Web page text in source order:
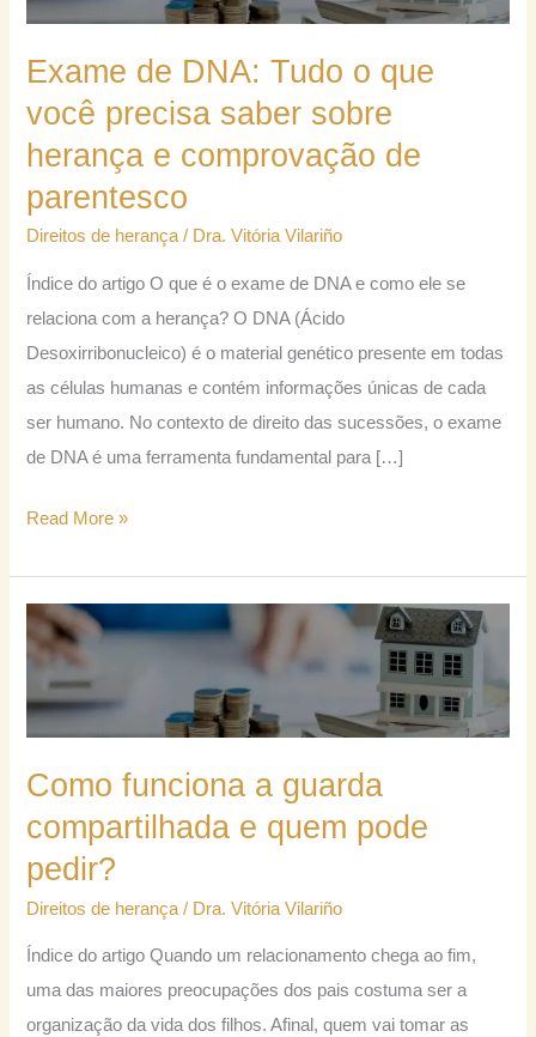
Exame de DNA: Tudo o que
você precisa saber sobre
herança e comprovação de
parentesco
Direitos de herança/ Dra. Vitória Vilariño
Índice do artigo O que é o exame de DNA e como ele se
relaciona com a herança? O DNA (Ácido
Desoxirribonucleico) é o material genético presente em todas
as células humanas e contém informações únicas de cada
ser humano. No contexto de direito das sucessões, o exame
de DNA é uma ferramenta fundamental para […]
Tudo
que
você
precisa
sobre
e
comprovação
de
parentesco
Read More »
Como funciona a guarda
compartilhada e quem pode
pedir?
Direitos de herança / Dra. Vitória Vilariño
Índice do artigo Quando um relacionamento chega ao fim,
uma das maiores preocupações dos pais costuma ser a
organização da vida dos filhos. Afinal, quem vai tomar as
Como
funciona
guarda
e
quem
pode